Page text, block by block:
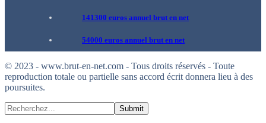
141300 euros annuel brut en net
54000 euros annuel brut en net
© 2023 - www.brut-en-net.com - Tous droits réservés - Toute
reproduction totale ou partielle sans accord écrit donnera lieu à des
poursuites.
Submit